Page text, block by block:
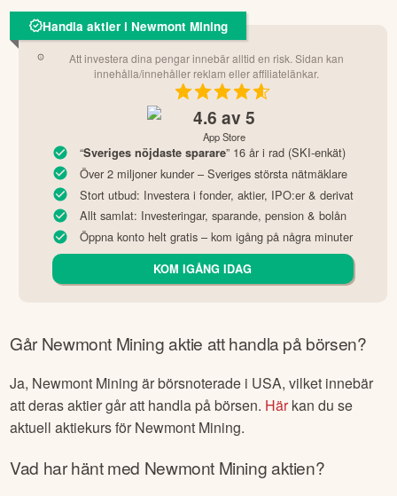
Handla aktier i Newmont Mining
Att investera dina pengar innebär alltid en risk. Sidan kan
innehålla/innehåller reklam eller affiliatelänkar.
4.6 av 5
App Store
“Sveriges nöjdaste sparare” 16 år i rad (SKI-enkät)
Över 2 miljoner kunder – Sveriges största nätmäklare
Stort utbud: Investera i fonder, aktier, IPO:er & derivat
Allt samlat: Investeringar, sparande, pension & bolån
Öppna konto helt gratis – kom igång på några minuter
KOM IGÅNG IDAG
GårNewmont Miningaktie att handla på börsen?
Ja, Newmont Mining är börsnoterade i USA, vilket innebär
att deras aktier går att handla på börsen. Härkan du se
aktuell aktiekurs för Newmont Mining.
Vad har hänt med Newmont Miningaktien?